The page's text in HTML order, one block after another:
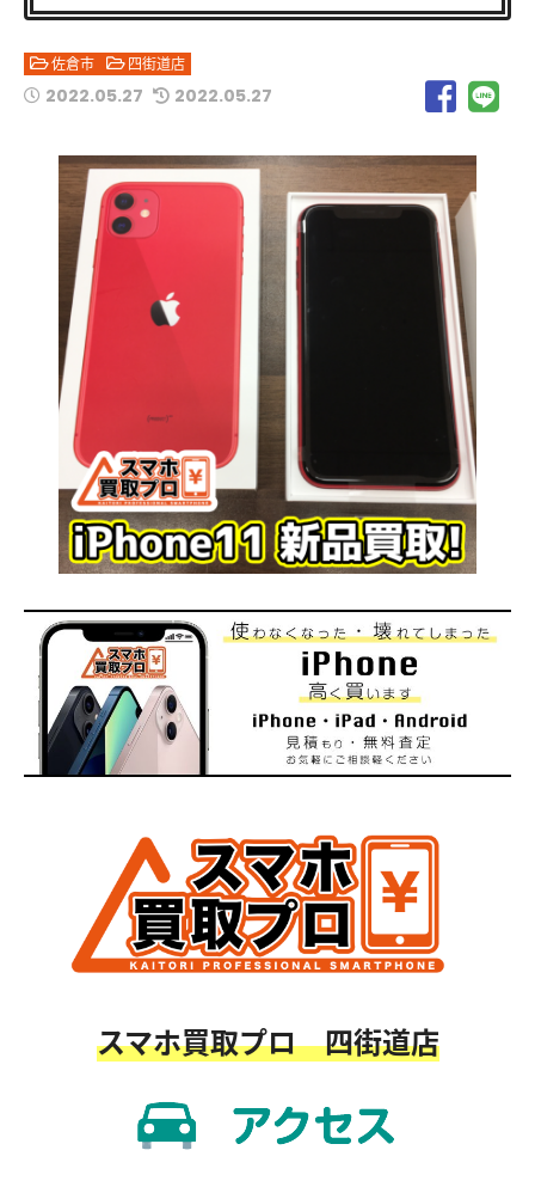
佐倉市 四街道店
2022.05.27 2022.05.27
スマホ買取プロ 四街道店